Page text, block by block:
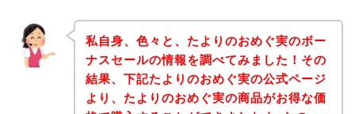
私自身、色々と、たよりのおめぐ実のボー
ナスセールの情報を調べてみました！その
結果、下記たよりのおめぐ実の公式ページ
より、たよりのおめぐ実の商品がお得な価